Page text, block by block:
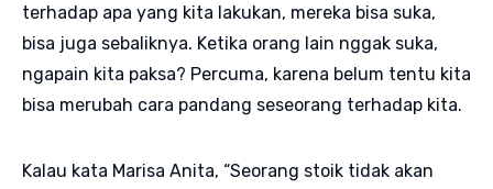
terhadap apa yang kita lakukan, mereka bisa suka,
bisa juga sebaliknya. Ketika orang lain nggak suka,
ngapain kita paksa? Percuma, karena belum tentu kita
bisa merubah cara pandang seseorang terhadap kita.
Kalau kata Marisa Anita, “Seorang stoik tidak akan